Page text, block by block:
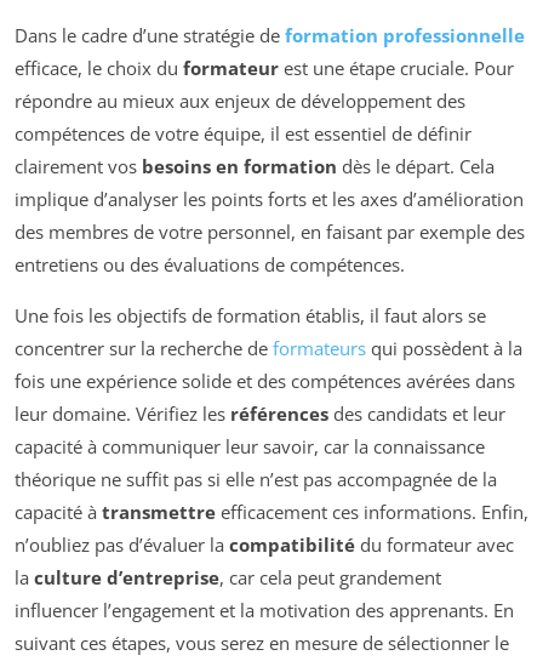
Dans le cadre d’une stratégie de formation professionnelle
efficace, le choix du formateur est une étape cruciale. Pour
répondre au mieux aux enjeux de développement des
compétences de votre équipe, il est essentiel de définir
clairement vos besoins en formation dès le départ. Cela
implique d’analyser les points forts et les axes d’amélioration
des membres de votre personnel, en faisant par exemple des
entretiens ou des évaluations de compétences.
Une fois les objectifs de formation établis, il faut alors se
concentrer sur la recherche de formateurs qui possèdent à la
fois une expérience solide et des compétences avérées dans
leur domaine. Vérifiez les références des candidats et leur
capacité à communiquer leur savoir, car la connaissance
théorique ne suffit pas si elle n’est pas accompagnée de la
capacité à transmettre efficacement ces informations. Enfin,
n’oubliez pas d’évaluer la compatibilité du formateur avec
la culture d’entreprise, car cela peut grandement
influencer l’engagement et la motivation des apprenants. En
suivant ces étapes, vous serez en mesure de sélectionner le